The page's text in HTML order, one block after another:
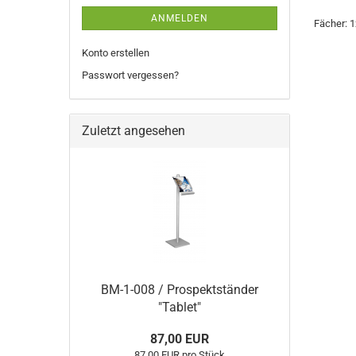
Fächer:
ANMELDEN
Konto erstellen
Passwort vergessen?
Zuletzt angesehen
BM-1-008 / Prospektständer
"Tablet"
87,00 EUR